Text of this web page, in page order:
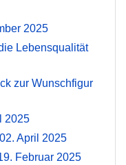
2025
Lebensqualität
zur Wunschfigur
2025
02. April 2025
Februar 2025